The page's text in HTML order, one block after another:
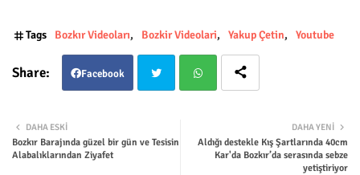
Tags Bozkır Videoları Bozkir Videolari Yakup Çetin Youtube
Facebook
ter tsap
DAHA YENI
Aldığı destekle Kış Şartlarında 40cm
Kar'da Bozkır’da serasında sebze
yetiştiriyor
DAHA ESKI
Bozkır Barajında güzel bir gün ve Tesisin
Alabalıklarından Ziyafet